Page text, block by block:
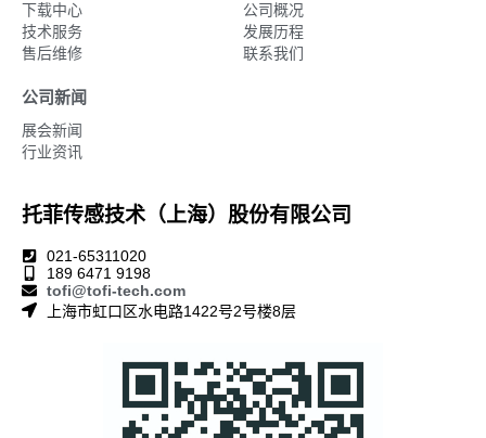
下载中心
技术服务
售后维修
公司概况
发展历程
联系我们
公司新闻
展会新闻
行业资讯
托菲传感技术（上海）股份有限公司
021-65311020
189 6471 9198
tofi@tofi-tech.com
上海市虹口区水电路1422号2号楼8层